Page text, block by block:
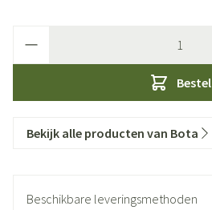
Bestel
Bekijk alle producten van Bota
Beschikbare leveringsmethoden